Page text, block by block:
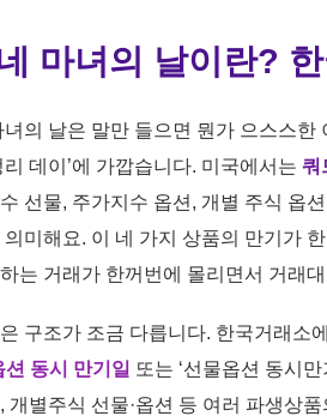
마녀의 날이란?
녀의 날은 말만 들으면 뭔가 으스스한
리 데이’에 가깝습니다. 미국에서는 쿼
선물, 주가지수 옵션, 개별 주식 옵
의미해요. 이 네 가지 상품의 만기가
는 거래가 한꺼번에 몰리면서 거래
구조가 조금 다릅니다. 한국거래소
션 동시 만기일 또는 ‘선물옵션 동시
개별주식 선물·옵션 등 여러 파생상